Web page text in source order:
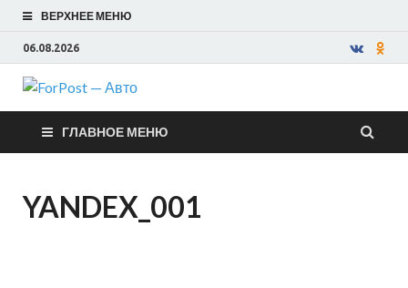
ВЕРХНЕЕ МЕНЮ
06.08.2026
ForPost —
Авто
ГЛАВНОЕ МЕНЮ
YANDEX_001